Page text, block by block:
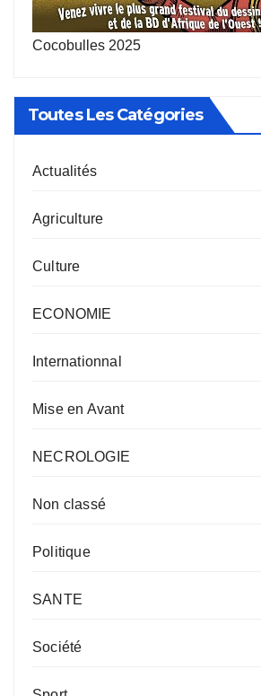
Cocobulles 2025
Toutes Les Catégories
Actualités
Agriculture
Culture
ECONOMIE
Internationnal
Mise en Avant
NECROLOGIE
Non classé
Politique
SANTE
Société